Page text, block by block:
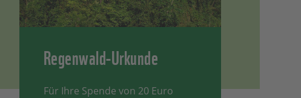
Regenwald-Urkunde
Für Ihre Spende von 20 Euro